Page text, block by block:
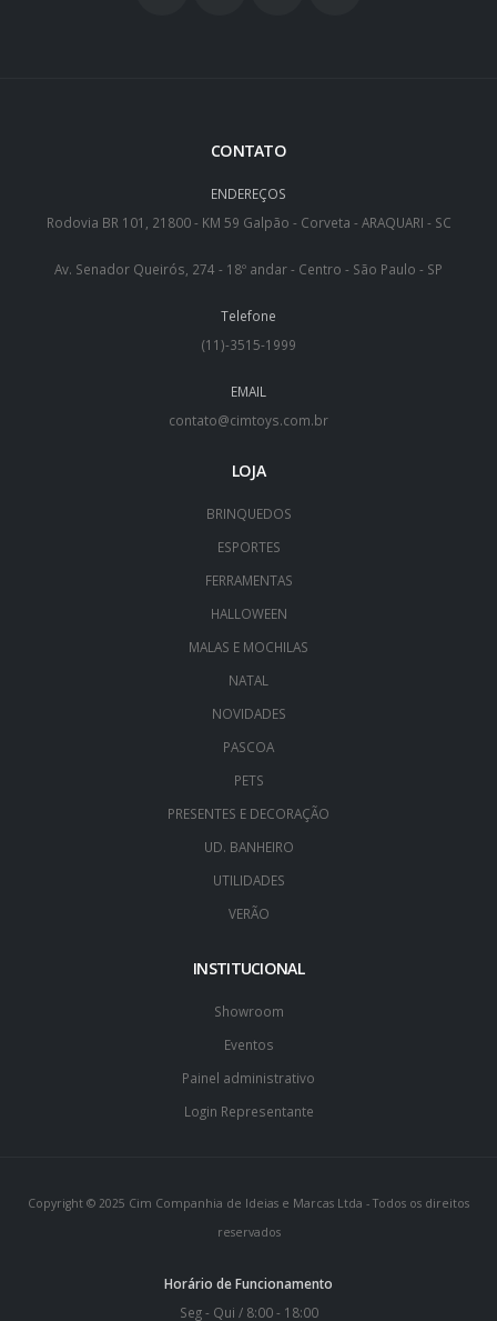
CONTATO
ENDEREÇOS
Rodovia BR 101, 21800 - KM 59 Galpão - Corveta - ARAQUARI - SC
Av. Senador Queirós, 274 - 18º andar - Centro - São Paulo - SP
Telefone
(11)-3515-1999
EMAIL
contato@cimtoys.com.br
LOJA
BRINQUEDOS
ESPORTES
FERRAMENTAS
HALLOWEEN
MALAS E MOCHILAS
NATAL
NOVIDADES
PASCOA
PETS
PRESENTES E DECORAÇÃO
UD. BANHEIRO
UTILIDADES
VERÃO
INSTITUCIONAL
Showroom
Eventos
Painel administrativo
Login Representante
Copyright © 2025 Cim Companhia de Ideias e Marcas Ltda - Todos os direitos
reservados
Horário de Funcionamento
Seg - Qui / 8:00 - 18:00